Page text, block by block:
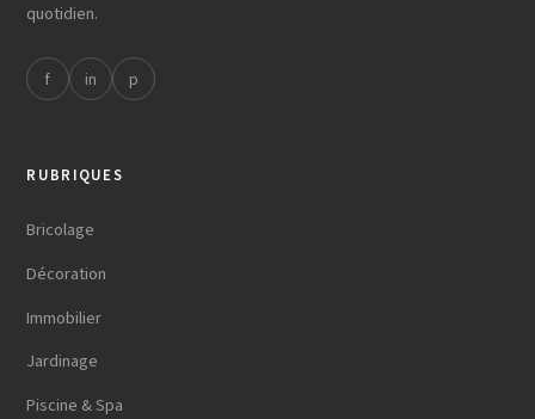
quotidien.
f in p
RUBRIQUES
Bricolage
Décoration
Immobilier
Jardinage
Piscine & Spa